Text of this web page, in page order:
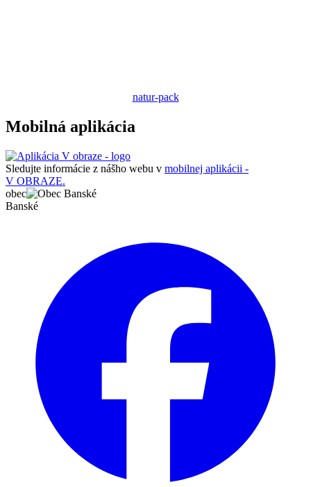
natur-pack
Mobilná aplikácia
Sledujte informácie z nášho webu v mobilnej aplikácii -
V OBRAZE.
obec
Banské